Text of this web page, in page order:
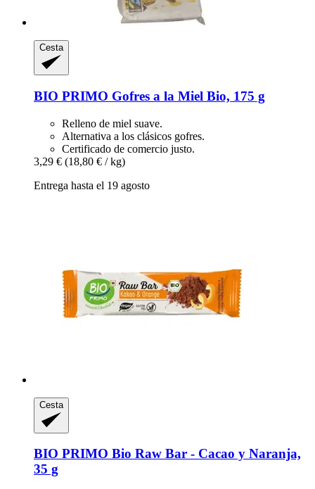
Cesta
BIO PRIMO Gofres a la Miel Bio, 175 g
Relleno de miel suave.
Alternativa a los clásicos gofres.
Certificado de comercio justo.
3,29 € (18,80 € / kg)
Entrega hasta el 19 agosto
Cesta
BIO PRIMO Bio Raw Bar -​ Cacao y Naranja,
35 g